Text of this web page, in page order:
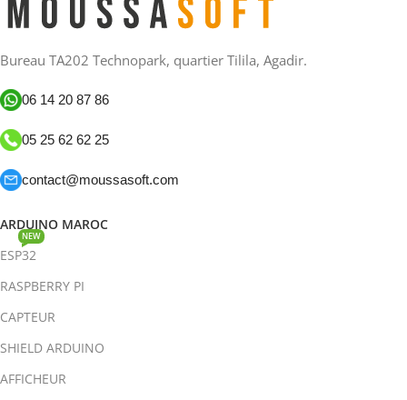
Bureau TA202 Technopark, quartier Tilila, Agadir.
06 14 20 87 86
05 25 62 62 25
contact@moussasoft.com
ARDUINO MAROC
ESP32
NEW
RASPBERRY PI
CAPTEUR
SHIELD ARDUINO
AFFICHEUR